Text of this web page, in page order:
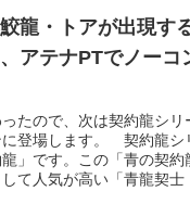
龍・トアが出現す
アテナPTでノーコ
たので、次は契約龍シリ
登場します。 契約龍シ
」です。この「青の契約
て人気が高い「青龍契士